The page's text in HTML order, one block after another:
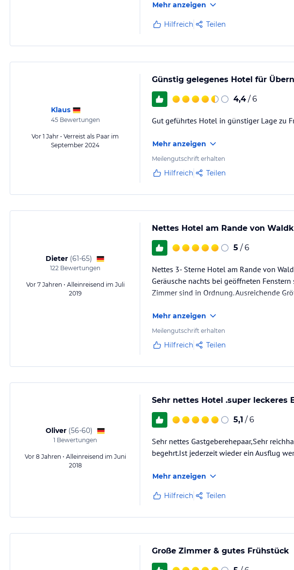
Mehr anzeigen
Hilfreich Teilen
Klaus
45Bewertungen
Vor 1 Jahr • Verreist als Paar im
September 2024
Günstig gelegenes Hotel für
4,4 / 6
Gut geführtes Hotel in günstiger Lage zu
Mehr anzeigen
Meilengutschrift erhalten
Hilfreich Teilen
Dieter (61-65)
122 Bewertungen
Vor 7 Jahren • Alleinreisend im Juli
2019
Nettes Hotel am Rande von
5 / 6
Nettes 3- Sterne Hotel am Rande von
Geräusche nachts bei geöffneten Fenstern
Zimmer sind in Ordnung. Ausreichende
Mehr anzeigen
Meilengutschrift erhalten
Hilfreich Teilen
Oliver (56-60)
1 Bewertungen
Vor 8 Jahren • Alleinreisend im Juni
2018
Sehr nettes Hotel .super leckeres
5,1 / 6
Sehr nettes Gastgeberehepaar,Sehr
begehrt.Ist jederzeit wieder ein Ausflug
Mehr anzeigen
Hilfreich Teilen
Große Zimmer & gutes Frühstück